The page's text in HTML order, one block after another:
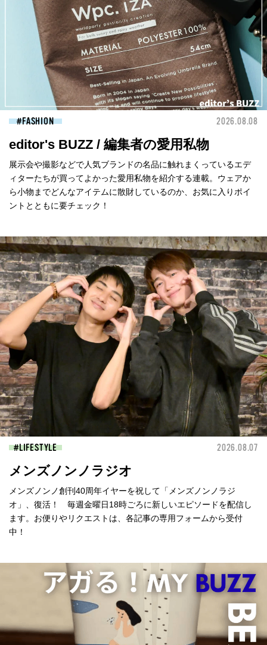
FASHION 2026.08.08
editor's BUZZ / 編集者の愛用私物
展示会や撮影などで人気ブランドの名品に触れまくっているエデ
ィターたちが買ってよかった愛用私物を紹介する連載。ウェアか
ら小物までどんなアイテムに散財しているのか、お気に入りポイ
ントとともに要チェック！
LIFESTYLE 2026.08.07
メンズノンノラジオ
メンズノンノ創刊40周年イヤーを祝して「メンズノンノラジ
オ」、復活！ 毎週金曜日18時ごろに新しいエピソードを配信し
ます。お便りやリクエストは、各記事の専用フォームから受付
中！